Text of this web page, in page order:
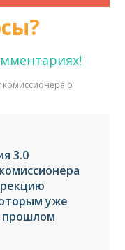
комиссионера о
3.0
уже
прошлом